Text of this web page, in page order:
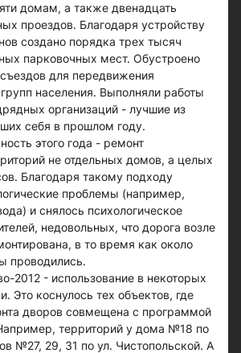
домам, а также двенадцать
проездов. Благодаря устройству
создано порядка трех тысяч
парковочных мест. Обустроено
для передвижения
населения. Выполняли работы
организаций - лучшие из
себя в прошлом году.
этого года - ремонт
не отдельных домов, а целых
Благодаря такому подходу
проблемы (например,
и снялось психологическое
недовольных, что дорога возле
в то время как около
проводились.
2012 - использование в некоторых
Это коснулось тех объектов, где
дворов совмещена с программой
территорий у дома №18 по
№27, 29, 31 по ул. Чистопольской. А